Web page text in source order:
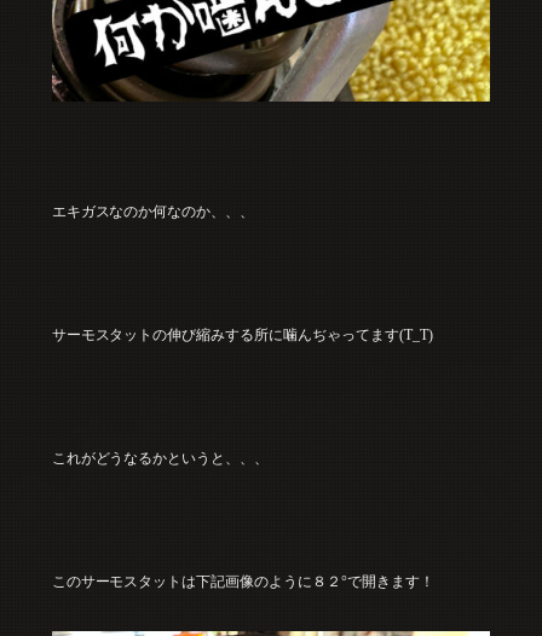
エキガスなのか何なのか、、、
サーモスタットの伸び縮みする所に噛んぢゃってます(T_T)
これがどうなるかというと、、、
このサーモスタットは下記画像のように８２°で開きます！